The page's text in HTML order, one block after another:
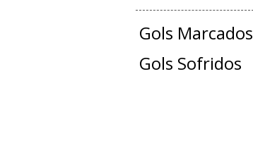
Gols Marcados
Gols Sofridos